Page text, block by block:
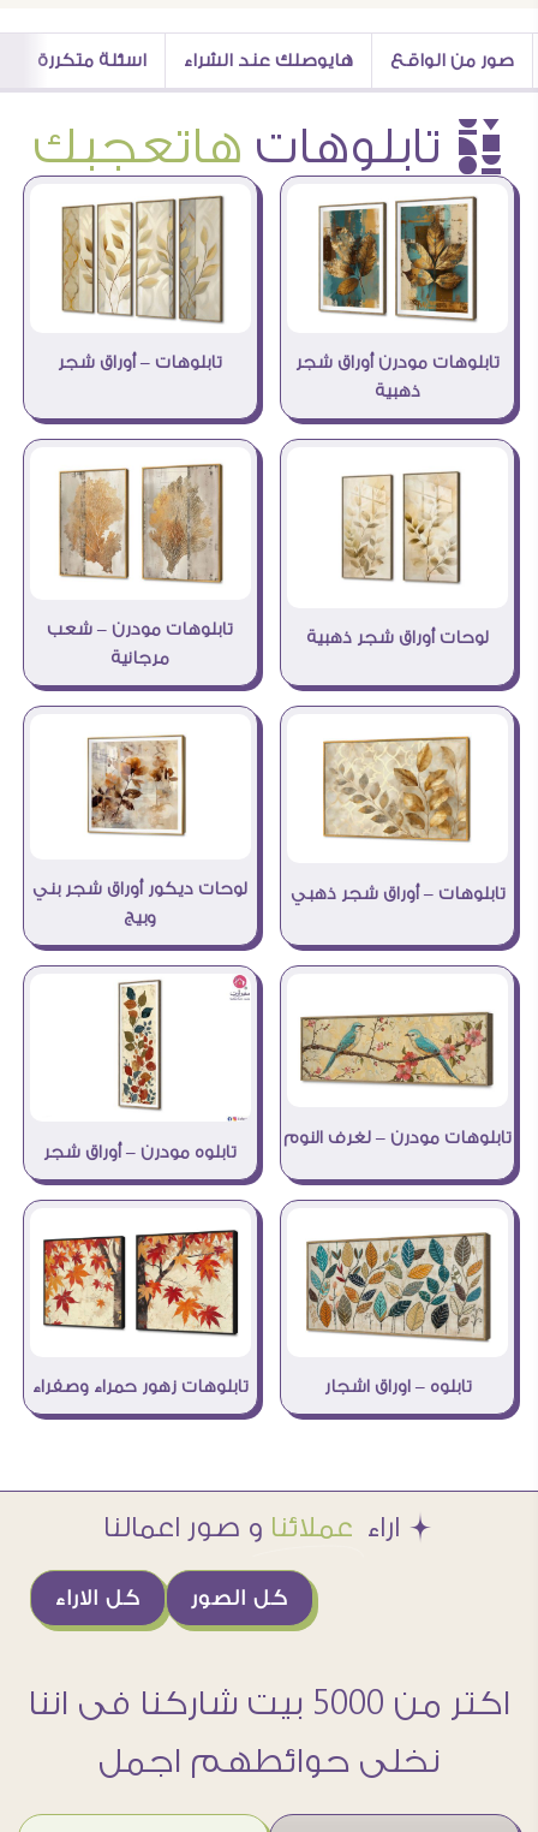
صور من الواقع هايوصلك عند الشراء اسئلة متكررة
è تابلوهات هاتعجبك
تابلوهات مودرن أوراق شجر
ذهبية
تابلوهات – أوراق شجر
لوحات أوراق شجر ذهبية
تابلوهات مودرن – شعب
مرجانية
تابلوهات – أوراق شجر ذهبي
لوحات ديكور أوراق شجر بني
وبيج
تابلوهات مودرن – لغرف النوم
تابلوه مودرن – أوراق شجر
تابلوه – اوراق اشجار تابلوهات زهور حمراء وصفراء
Æ اراء عملائنا و صور اعمالنا
كل الاراء كل الصور
اكتر من 5000 بيت شاركنا فى اننا
نخلى حوائطهم اجمل